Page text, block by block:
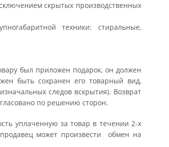
скрытых производственных
техники: стиральные,
был приложен подарок, он должен
быть сохранен его товарный вид,
следов вскрытия). Возврат
по решению сторон.
уплаченную за товар в течении 2-х
может произвести обмен на